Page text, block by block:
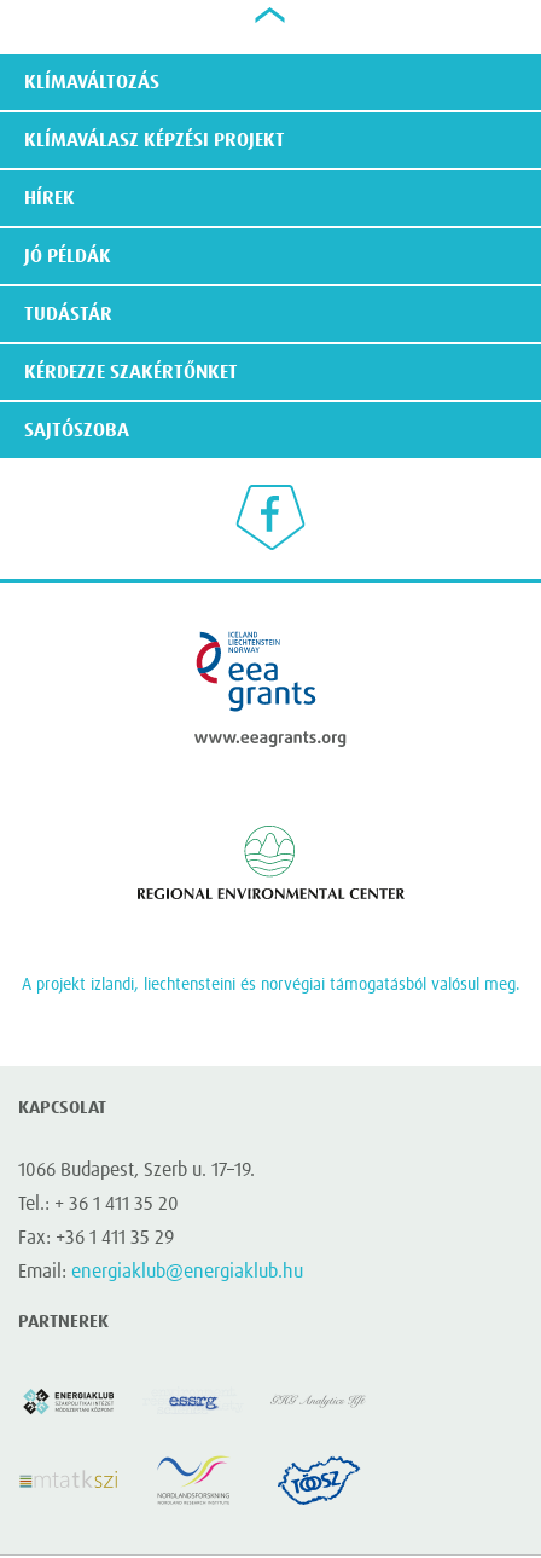
KLÍMAVÁLTOZÁS
KLÍMAVÁLASZ KÉPZÉSI PROJEKT
HÍREK
JÓ PÉLDÁK
TUDÁSTÁR
KÉRDEZZE SZAKÉRTŐNKET
SAJTÓSZOBA
A projekt izlandi, liechtensteini és norvégiai támogatásból valósul meg.
KAPCSOLAT
1066 Budapest, Szerb u. 17–19.
Tel.: + 36 1 411 35 20
Fax: +36 1 411 35 29
Email: energiaklub@energiaklub.hu
PARTNEREK